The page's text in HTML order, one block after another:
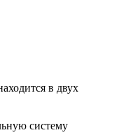
в двух
систему